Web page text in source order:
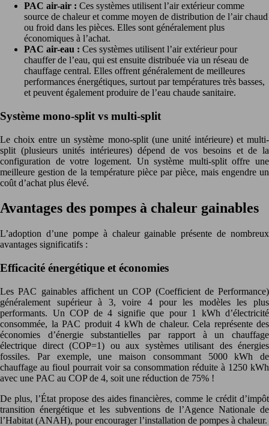
PAC air-air : Ces systèmes utilisent l’air extérieur comme
source de chaleur et comme moyen de distribution de l’air chaud
ou froid dans les pièces. Elles sont généralement plus
économiques à l’achat.
PAC air-eau : Ces systèmes utilisent l’air extérieur pour
chauffer de l’eau, qui est ensuite distribuée via un réseau de
chauffage central. Elles offrent généralement de meilleures
performances énergétiques, surtout par températures très basses,
et peuvent également produire de l’eau chaude sanitaire.
Système mono-split vs multi-split
Le choix entre un système mono-split (une unité intérieure) et multi-
split (plusieurs unités intérieures) dépend de vos besoins et de la
configuration de votre logement. Un système multi-split offre une
meilleure gestion de la température pièce par pièce, mais engendre un
coût d’achat plus élevé.
Avantages des pompes à chaleur gainables
L’adoption d’une pompe à chaleur gainable présente de nombreux
avantages significatifs :
Efficacité énergétique et économies
Les PAC gainables affichent un COP (Coefficient de Performance)
généralement supérieur à 3, voire 4 pour les modèles les plus
performants. Un COP de 4 signifie que pour 1 kWh d’électricité
consommée, la PAC produit 4 kWh de chaleur. Cela représente des
économies d’énergie substantielles par rapport à un chauffage
électrique direct (COP=1) ou aux systèmes utilisant des énergies
fossiles. Par exemple, une maison consommant 5000 kWh de
chauffage au fioul pourrait voir sa consommation réduite à 1250 kWh
avec une PAC au COP de 4, soit une réduction de 75% !
De plus, l’État propose des aides financières, comme le crédit d’impôt
transition énergétique et les subventions de l’Agence Nationale de
l’Habitat (ANAH), pour encourager l’installation de pompes à chaleur.